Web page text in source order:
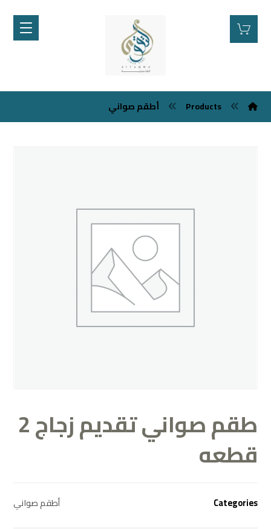
Products أطقم صواني
طقم صواني تقديم زجاج 2
قطعه
Categories أطقم صواني